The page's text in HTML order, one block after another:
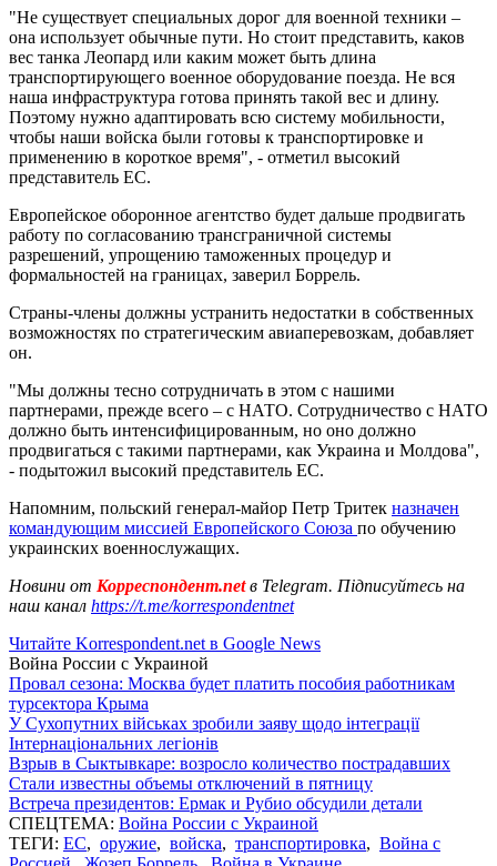
"Не существует специальных дорог для военной техники –
она использует обычные пути. Но стоит представить, каков
вес танка Леопард или каким может быть длина
транспортирующего военное оборудование поезда. Не вся
наша инфраструктура готова принять такой вес и длину.
Поэтому нужно адаптировать всю систему мобильности,
чтобы наши войска были готовы к транспортировке и
применению в короткое время", - отметил высокий
представитель ЕС.
Европейское оборонное агентство будет дальше продвигать
работу по согласованию трансграничной системы
разрешений, упрощению таможенных процедур и
формальностей на границах, заверил Боррель.
Страны-члены должны устранить недостатки в собственных
возможностях по стратегическим авиаперевозкам, добавляет
он.
"Мы должны тесно сотрудничать в этом с нашими
партнерами, прежде всего – с НАТО. Сотрудничество с НАТО
должно быть интенсифицированным, но оно должно
продвигаться с такими партнерами, как Украина и Молдова",
- подытожил высокий представитель ЕС.
Напомним, польский генерал-майор Петр Тритек назначен
командующим миссией Европейского Союза по обучению
украинских военнослужащих.
Новини от Корреспондент.netв Telegram. Підписуйтесь на
наш канал https://t.me/korrespondentnet
Читайте Korrespondent.net в Google News
Война России с Украиной
Провал сезона: Москва будет платить пособия работникам
турсектора Крыма
У Сухопутних військах зробили заяву щодо інтеграції
Інтернаціональних легіонів
Взрыв в Сыктывкаре: возросло количество пострадавших
Стали известны объемы отключений в пятницу
Встреча президентов: Ермак и Рубио обсудили детали
СПЕЦТЕМА: Война России с Украиной
ТЕГИ: ЕС, оружие, войска, транспортировка, Война с